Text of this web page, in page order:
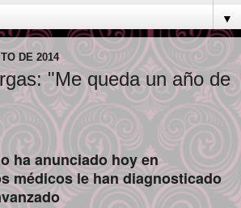
▼
DE 2014
"Me queda un año de
ha anunciado hoy en
médicos le han diagnosticado